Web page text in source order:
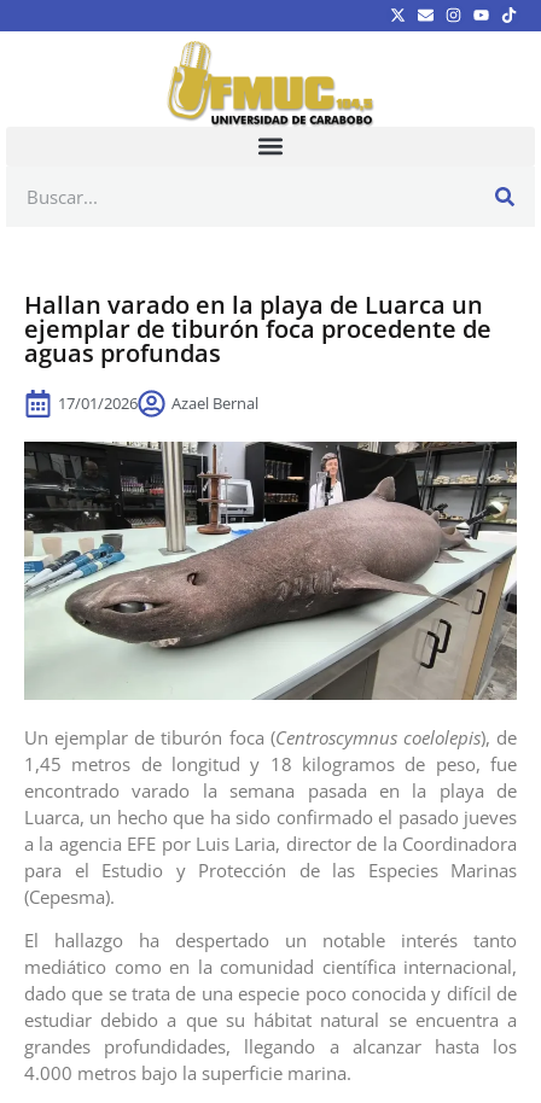
Hallan varado en la playa de Luarca un
ejemplar de tiburón foca procedente de
aguas profundas
17/01/2026 Azael Bernal
Un ejemplar de tiburón foca (Centroscymnus coelolepis), de
1,45 metros de longitud y 18 kilogramos de peso, fue
encontrado varado la semana pasada en la playa de
Luarca, un hecho que ha sido confirmado el pasado jueves
a la agencia EFE por Luis Laria, director de la Coordinadora
para el Estudio y Protección de las Especies Marinas
(Cepesma).
El hallazgo ha despertado un notable interés tanto
mediático como en la comunidad científica internacional,
dado que se trata de una especie poco conocida y difícil de
estudiar debido a que su hábitat natural se encuentra a
grandes profundidades, llegando a alcanzar hasta los
4.000 metros bajo la superficie marina.